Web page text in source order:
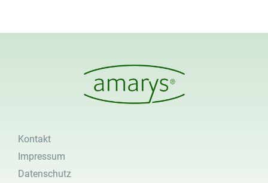
Kontakt
Impressum
Datenschutz